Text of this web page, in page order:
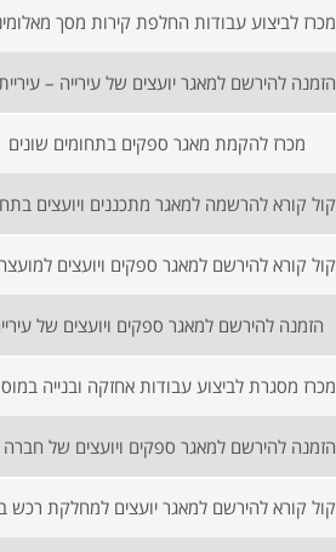
מכרז להקמת מאגר ספקים בתחומים שונים
הזמנה להירשם למאגר ספקים ויועצים של
מכרז